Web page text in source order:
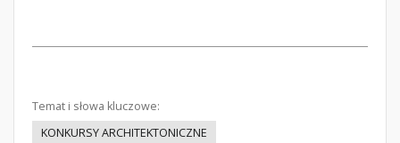
Temat i słowa kluczowe:
KONKURSY ARCHITEKTONICZNE